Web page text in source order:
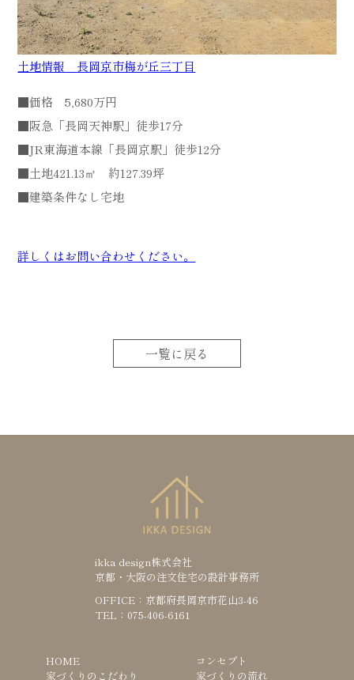
土地情報 長岡京市梅が丘三丁目
■価格 5,680万円
■阪急「長岡天神駅」徒歩17分
■JR東海道本線「長岡京駅」徒歩12分
■土地421.13㎡ 約127.39坪
■建築条件なし宅地
詳しくはお問い合わせください。
一覧に戻る
ikka design株式会社
京都・大阪の注文住宅の設計事務所
OFFICE：京都府長岡京市花山3-46
TEL：075-406-6161
HOME
家づくりのこだわり
コンセプト
家づくりの流れ